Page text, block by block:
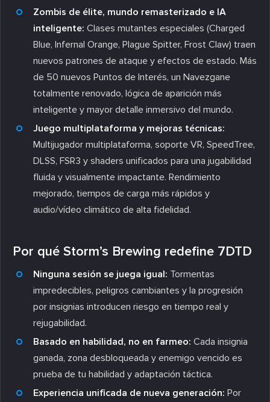
Zombis de élite, mundo remasterizado e IA
inteligente: Clases mutantes especiales (Charged
Blue, Infernal Orange, Plague Spitter, Frost Claw) traen
nuevos patrones de ataque y efectos de estado. Más
de 50 nuevos Puntos de Interés, un Navezgane
totalmente renovado, lógica de aparición más
inteligente y mayor detalle inmersivo del mundo.
Juego multiplataforma y mejoras técnicas:
Multijugador multiplataforma, soporte VR, SpeedTree,
DLSS, FSR3 y shaders unificados para una jugabilidad
fluida y visualmente impactante. Rendimiento
mejorado, tiempos de carga más rápidos y
audio/vídeo climático de alta fidelidad.
Por qué Storm’s Brewing redefine 7DTD
Ninguna sesión se juega igual: Tormentas
impredecibles, peligros cambiantes y la progresión
por insignias introducen riesgo en tiempo real y
rejugabilidad.
Basado en habilidad, no en farmeo: Cada insignia
ganada, zona desbloqueada y enemigo vencido es
prueba de tu habilidad y adaptación táctica.
Experiencia unificada de nueva generación: Por